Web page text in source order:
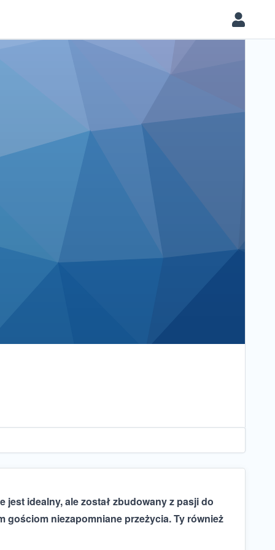
idealny, ale został zbudowany z pasji do
gościom niezapomniane przeżycia. Ty również